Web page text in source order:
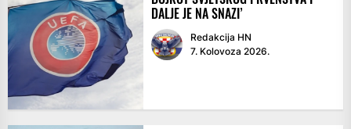
DALJE JE NA SNAZI’
Redakcija HN
7. Kolovoza 2026.